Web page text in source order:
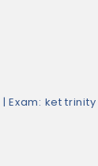
Exam: ket trinity